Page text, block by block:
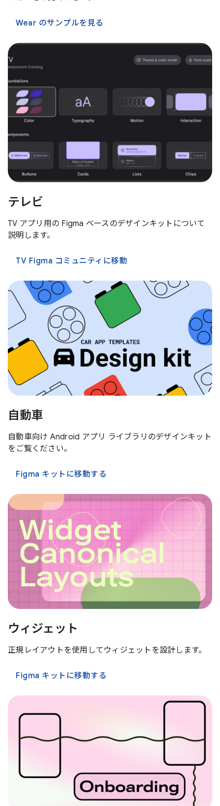
Wear のサンプルを見る
テレビ
TV アプリ用の Figma ベースのデザインキットについて
説明します。
TV Figma コミュニティに移動
自動車
自動車向け Android アプリ ライブラリのデザインキット
をご覧ください。
Figma キットに移動する
ウィジェット
正規レイアウトを使用してウィジェットを設計します。
Figma キットに移動する